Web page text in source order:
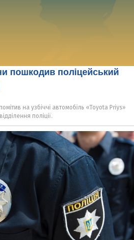
пошкодив поліцейський
на узбіччі автомобіль «Toyota Priys»
поліції.